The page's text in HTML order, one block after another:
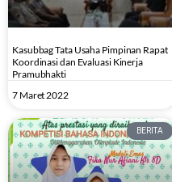
Kasubbag Tata Usaha Pimpinan Rapat
Koordinasi dan Evaluasi Kinerja
Pramubhakti
7 Maret 2022
BERITA